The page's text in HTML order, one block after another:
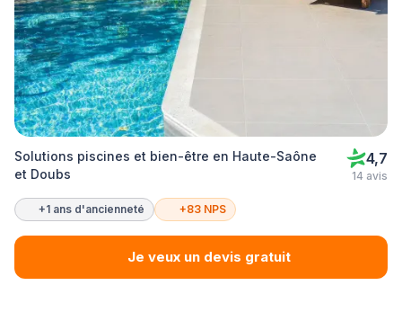
Solutions piscines et bien-être en Haute-Saône
et Doubs
4,7
14 avis
+1 ans d'ancienneté +83 NPS
Je veux un devis gratuit